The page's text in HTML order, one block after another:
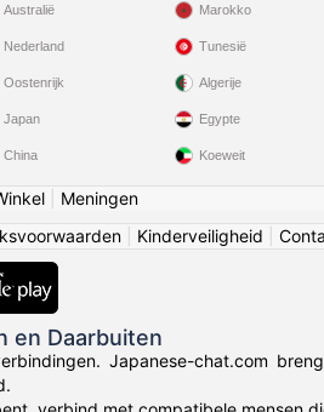
Australië
Nederland
Oostenrijk
Japan
China
Marokko
Tunesië
Algerije
Egypte
Koeweit
| Meningen
Kinderveiligheid
en Daarbuiten
Japanese-chat.com